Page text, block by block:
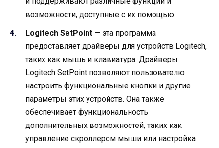
возможности, доступные с их помощью.
Logitech SetPoint — эта программа
предоставляет драйверы для устройств Logitech,
таких как мышь и клавиатура. Драйверы
Logitech SetPoint позволяют пользователю
настроить функциональные кнопки и другие
параметры этих устройств. Она также
обеспечивает функциональность
дополнительных возможностей, таких как
управление скроллером мыши или настройка